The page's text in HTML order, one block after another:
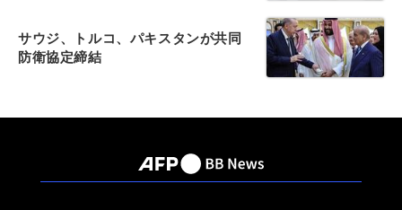
サウジ、トルコ、パキスタンが共同
防衛協定締結